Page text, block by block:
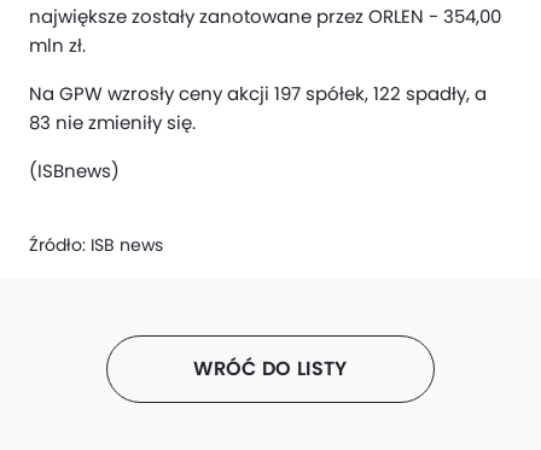
największe zostały zanotowane przez ORLEN - 354,00
mln zł.
Na GPW wzrosły ceny akcji 197 spółek, 122 spadły, a
83 nie zmieniły się.
(ISBnews)
Źródło: ISB news
WRÓĆ DO LISTY